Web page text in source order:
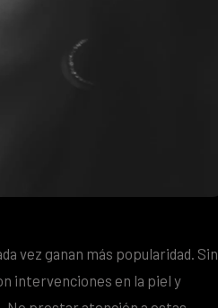
vez ganan más popularidad. Sin
intervenciones en la piel y